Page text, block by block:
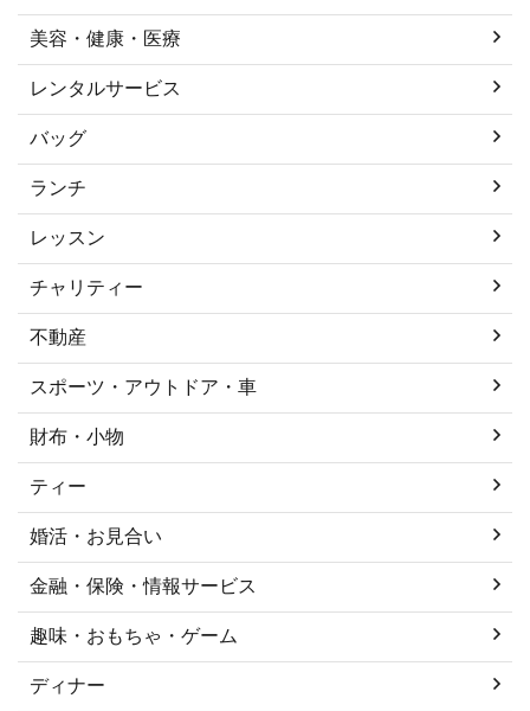
美容・健康・医療
レンタルサービス
バッグ
ランチ
レッスン
チャリティー
不動産
スポーツ・アウトドア・車
財布・小物
ティー
婚活・お見合い
金融・保険・情報サービス
趣味・おもちゃ・ゲーム
ディナー